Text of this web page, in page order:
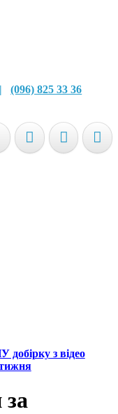
(096) 825 33 36
з відео